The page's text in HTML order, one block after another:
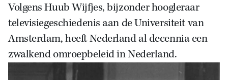
Zoek
Volgens Huub Wijfjes, bijzonder hoogleraar
televisiegeschiedenis aan de Universiteit van
Amsterdam, heeft Nederland al decennia een
zwalkend omroepbeleid in Nederland.